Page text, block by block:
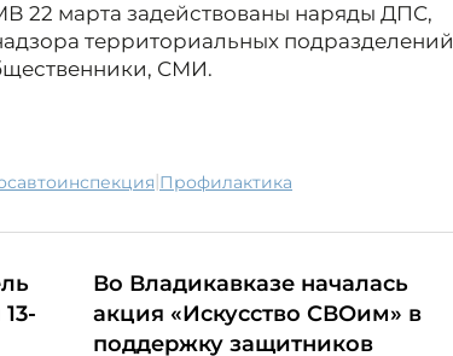
22 марта задействованы наряды ДПС,
территориальных подразделений
СМИ.
| профилактика
Во Владикавказе началась
акция «Искусство СВОим» в
поддержку защитников